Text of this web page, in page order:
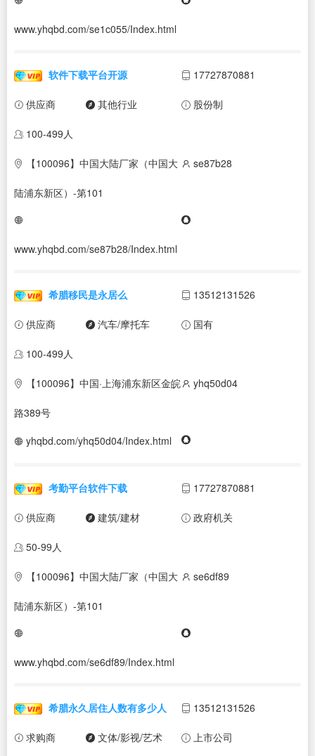
www.yhqbd.com/se1c055/Index.html
软件下载平台开源 17727870881
供应商 其他行业 股份制
100-499人
【100096】中国大陆厂家（中国大
陆浦东新区）-第101
se87b28
www.yhqbd.com/se87b28/Index.html
希腊移民是永居么 13512131526
供应商 汽车/摩托车 国有
100-499人
【100096】中国·上海浦东新区金皖
路389号
yhq50d04
yhqbd.com/yhq50d04/Index.html
考勤平台软件下载 17727870881
供应商 建筑/建材 政府机关
50-99人
【100096】中国大陆厂家（中国大
陆浦东新区）-第101
se6df89
www.yhqbd.com/se6df89/Index.html
希腊永久居住人数有多少人 13512131526
求购商 文体/影视/艺术 上市公司